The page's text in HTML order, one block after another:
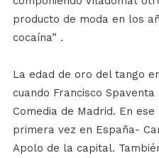
producto de moda en los
cocaína” .
La edad de oro del tango
cuando Francisco
Comedia de Madrid. En
primera vez en España-
Apolo de la capital.